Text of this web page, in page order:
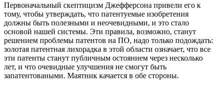
Первоначальный скептицизм Джефферсона привели его к
тому, чтобы утверждать, что патентуемые изобретения
должны быть полезными и неочевидными, и это стало
основой нашей системы. Эти правила, возможно, станут
решением проблемы патентов на ПО, надо только подождать:
золотая патентная лихорадка в этой области означает, что все
эти патенты станут публичным остоянием через несколько
лет, и что очевидные улучшения не смогут быть
запатентоваными. Маятник качается в обе стороны.